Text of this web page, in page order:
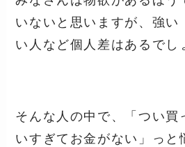
いないと思いますが、強い
い人など個人差はあるでし
そんな人の中で、「つい買
いすぎてお金がない」っと